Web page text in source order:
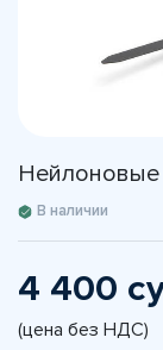
Нейлоновые
В наличии
4 400
(цена без НДС)